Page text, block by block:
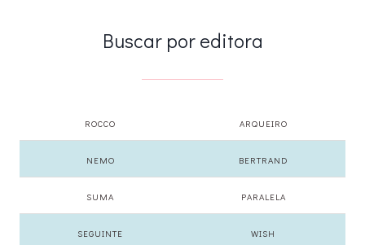
Buscar por editora
ROCCO ARQUEIRO
NEMO BERTRAND
SUMA PARALELA
SEGUINTE WISH